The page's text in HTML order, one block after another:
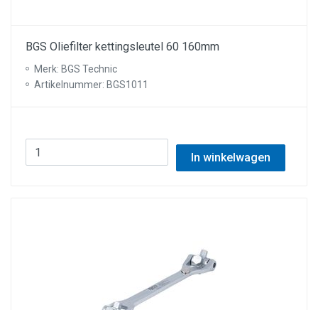
BGS Oliefilter kettingsleutel 60 160mm
Merk: BGS Technic
Artikelnummer: BGS1011
In winkelwagen